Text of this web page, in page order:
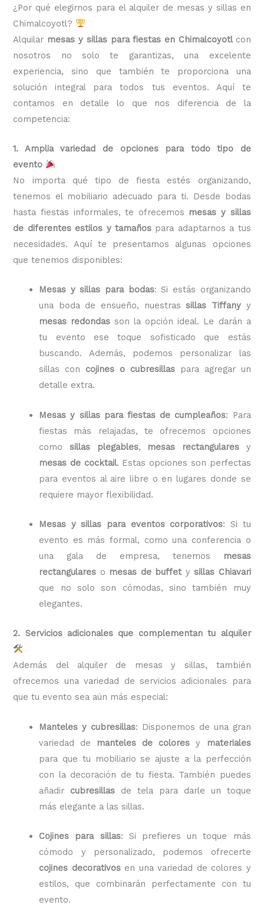
¿Por qué elegirnos para el alquiler de mesas y sillas en
Chimalcoyotl?
Alquilar mesas y sillas para fiestas en Chimalcoyotl con
nosotros no solo te garantizas, una excelente
experiencia, sino que también te proporciona una
solución integral para todos tus eventos. Aquí te
contamos en detalle lo que nos diferencia de la
competencia:
1. Amplia variedad de opciones para todo tipo de
evento
No importa qué tipo de fiesta estés organizando,
tenemos el mobiliario adecuado para ti. Desde bodas
hasta fiestas informales, te ofrecemos mesas y sillas
de diferentes estilos y tamaños para adaptarnos a tus
necesidades. Aquí te presentamos algunas opciones
que tenemos disponibles:
Mesas y sillas para bodas: Si estás organizando
una boda de ensueño, nuestrassillas Tiffanyy
mesas redondas son la opción ideal. Le darán a
tu evento ese toque sofisticado que estás
buscando. Además, podemos personalizar las
sillas con cojines o cubresillaspara agregar un
detalle extra.
Mesas y sillas para fiestas de cumpleaños: Para
fiestas más relajadas, te ofrecemos opciones
como sillas plegables, mesas rectangularesy
mesas de cocktail. Estas opciones son perfectas
para eventos al aire libre o en lugares donde se
requiere mayor flexibilidad.
Mesas y sillas para eventos corporativos: Si tu
evento es más formal, como una conferencia o
una gala de empresa, tenemos
mesas
rectangulares o mesas de buffetysillas Chiavari
que no solo son cómodas, sino también muy
elegantes.
2. Servicios adicionales que complementan tu alquiler
Además del alquiler de mesas y sillas, también
ofrecemos una variedad de servicios adicionales para
que tu evento sea aún más especial:
Manteles y cubresillas: Disponemos de una gran
variedad de manteles de colores y
materiales
para que tu mobiliario se ajuste a la perfección
con la decoración de tu fiesta. También puedes
añadir cubresillas de tela para darle un toque
más elegante a las sillas.
Cojines para sillas: Si prefieres un toque más
cómodo y personalizado, podemos ofrecerte
cojines decorativosen una variedad de colores y
estilos, que combinarán perfectamente con tu
evento.